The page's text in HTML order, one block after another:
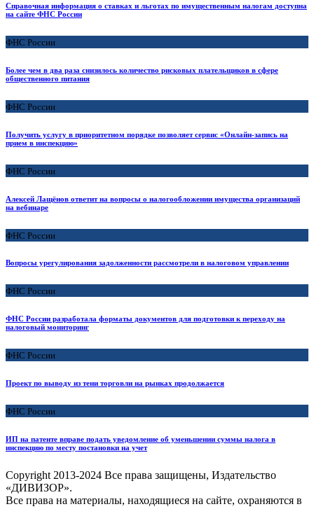
Справочная информация о ставках и льготах по имущественным налогам доступна
на сайте ФНС России
ФНС России
Более чем в два раза снизилось количество рисковых плательщиков в сфере
общественного питания
ФНС России
Получить услугу в приоритетном порядке позволяет сервис «Онлайн-запись на
прием в инспекцию»
ФНС России
Алексей Лащёнов ответит на вопросы о налогообложении имущества организаций
на вебинаре
ФНС России
Вопросы урегулирования задолженности рассмотрели в налоговом управлении
ФНС России
ФНС России разработала форматы документов для подготовки к переходу на
налоговый мониторинг
ФНС России
Проект по выводу из тени торговли на рынках продолжается
ФНС России
ИП на патенте вправе подать уведомление об уменьшении суммы налога в
инспекцию по месту постановки на учет
Copyright 2013-2024 Все права защищены, Издательство
«ДИВИЗОР».
Все права на материалы, находящиеся на сайте, охраняются в